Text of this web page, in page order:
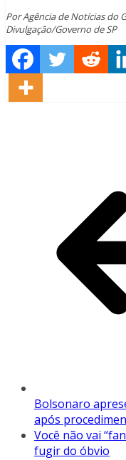
Por Agência de Notícias do
Divulgação/Governo de SP
Bolsonaro
após
Você não vai
fugir do óbvio